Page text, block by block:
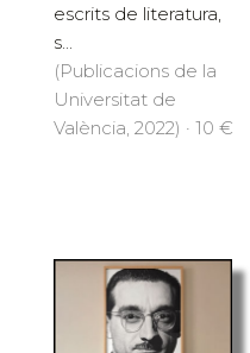
escrits de literatura,
s...
(Publicacions de la
Universitat de
València, 2022) · 10 €